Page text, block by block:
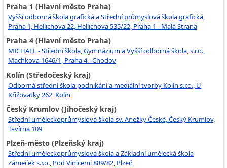
Praha 1 (Hlavní město Praha)
Vyšší odborná škola grafická a Střední průmyslová škola grafická,
Praha 1, Hellichova 22, Hellichova 535/22, Praha 1 - Malá Strana
Praha 4 (Hlavní město Praha)
MICHAEL - Střední škola, Gymnázium a Vyšší odborná škola, s.r.o.,
Machkova 1646/1, Praha 4 - Chodov
Kolín (Středočeský kraj)
Odborná střední škola podnikání a mediální tvorby Kolín s.r.o., U
Křižovatky 262, Kolín
Český Krumlov (Jihočeský kraj)
Střední uměleckoprůmyslová škola sv. Anežky České, Český Krumlov,
Tavírna 109
Plzeň-město (Plzeňský kraj)
Střední uměleckoprůmyslová škola a Základní umělecká škola
Zámeček s.r.o., Pod Vinicemi 889/82, Plzeň